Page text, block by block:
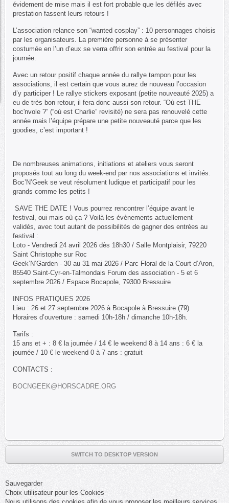
évidement de mise mais il est fort probable que les défilés avec
prestation fassent leurs retours !
L’association relance son “wanted cosplay” : 10 personnages choisis
par les organisateurs. La première personne à se présenter
costumée en l’un d’eux se verra offrir son entrée au festival pour la
journée.
Avec un retour positif chaque année du rallye tampon pour les
associations, il est certain que vous aurez de nouveau l’occasion
d’y participer ! Le rallye stickers exposant (petite nouveauté 2025) a
eu de très bon retour, il fera donc aussi son retour. “Où est THE
boc'nvole ?” (“où est Charlie” revisité) ne sera pas renouvelé cette
année mais l’équipe prépare une petite nouveauté parce que les
goodies, c’est important !
De nombreuses animations, initiations et ateliers vous seront
proposés tout au long du week-end par nos associations et invités.
Boc’N’Geek se veut résolument ludique et participatif pour les
grands comme les petits !
SAVE THE DATE ! Vous pourrez rencontrer l’équipe avant le
festival, oui mais où ça ? Voilà les évènements actuellement
validés, avec tout autant de possibilités de gagner des entrées au
festival :
Loto - Vendredi 24 avril 2026 dès 18h30 / Salle Montplaisir, 79220
Saint Christophe sur Roc
Geek’N’Garden - 30 au 31 mai 2026 / Parc Floral de la Court d’Aron,
85540 Saint-Cyr-en-Talmondais Forum des association - 5 et 6
septembre 2026 / Espace Bocapole, 79300 Bressuire
INFOS PRATIQUES 2026
Lieu : 26 et 27 septembre 2026 à Bocapole à Bressuire (79)
Horaires d’ouverture : samedi 10h-18h / dimanche 10h-18h.
Tarifs :
15 ans et + : 8 € la journée / 14 € le weekend 8 à 14 ans : 6 € la
journée / 10 € le weekend 0 à 7 ans : gratuit
CONTACTS :
BOCNGEEK@HORSCADRE.ORG
SWITCH TO DESKTOP VERSION
Sauvegarder
Choix utilisateur pour les Cookies